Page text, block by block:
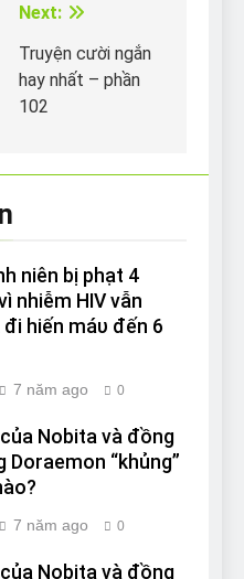
Next:
Truyện cười ngắn
hay nhất – phần
102
niên bị phạt 4
nhiễm HIV vẫn
hiến máυ đến 6
7 năm ago 0
Nobita và đồng
Doraemon “khủng”
7 năm ago 0
Nobita và đồng